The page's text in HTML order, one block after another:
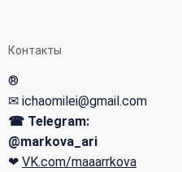
Контакты
®
✉ ichaomilei@gmail.com
☎ Telegram:
@markova_ari
❤ VK.com/maaarrkova